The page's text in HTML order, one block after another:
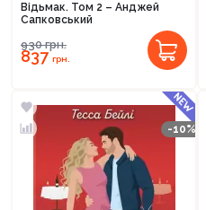
Відьмак. Том 2 – Анджей
Сапковський
930грн.
837грн.
-10%